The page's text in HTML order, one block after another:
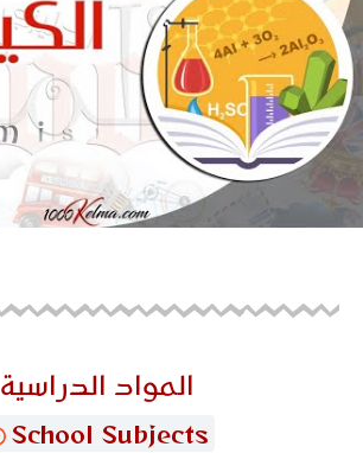
المواد الدراسية
School Subjects